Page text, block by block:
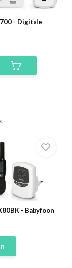
- Digitale
- Babyfoon